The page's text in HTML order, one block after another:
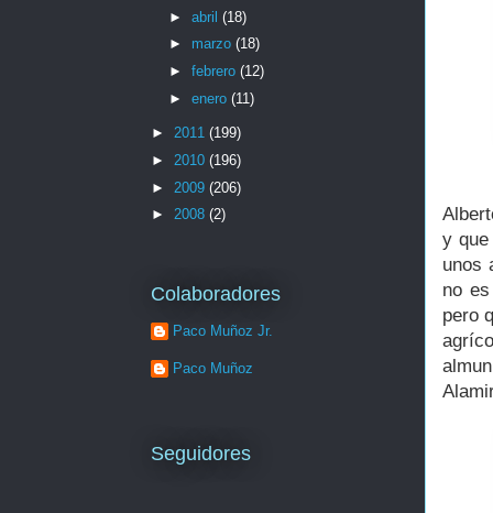
y
unos
no
pero
► abril (18)
► marzo (18)
► febrero (12)
► enero (11)
► 2011 (199)
► 2010 (196)
► 2009 (206)
► 2008 (2)
Colaboradores
Paco Muñoz Jr.
Paco Muñoz
Seguidores